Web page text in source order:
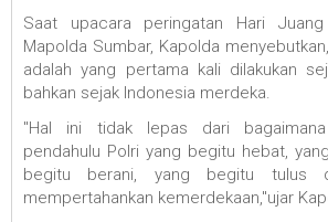
Saat upacara peringatan Hari
Mapolda Sumbar, Kapolda
adalah yang pertama kali dilakukan
bahkan sejak Indonesia merdeka.
"Hal ini tidak lepas dari
pendahulu Polri yang begitu hebat,
begitu berani, yang begitu tulus
mempertahankan kemerdekaan,"ujar